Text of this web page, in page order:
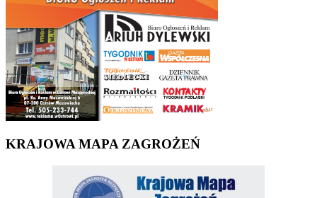
KRAJOWA MAPA ZAGROŻEŃ